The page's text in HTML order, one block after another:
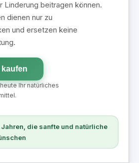
Linderung beitragen können.
dienen nur zu
und ersetzen keine
kaufen
Ihr natürliches
Jahren, die sanfte und natürliche